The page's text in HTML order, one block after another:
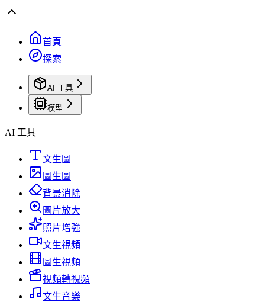
首頁
探索
AI 工具
模型
AI 工具
文生圖
圖生圖
背景消除
圖片放大
照片增強
文生視頻
圖生視頻
視頻轉視頻
文生音樂